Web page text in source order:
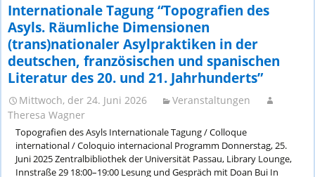
Internationale Tagung “Topografien des
Asyls. Räumliche Dimensionen
(trans)nationaler Asylpraktiken in der
deutschen, französischen und spanischen
Literatur des 20. und 21. Jahrhunderts”
Mittwoch, der 24. Juni 2026
Veranstaltungen
Theresa Wagner
Topografien des Asyls Internationale Tagung / Colloque
international / Coloquio internacional Programm Donnerstag, 25.
Juni 2025 Zentralbibliothek der Universität Passau, Library Lounge,
Innstraße 29 18:00–19:00 Lesung und Gespräch mit Doan Bui In